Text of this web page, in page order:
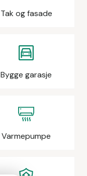
Tak og fasade
Bygge garasje
Varmepumpe